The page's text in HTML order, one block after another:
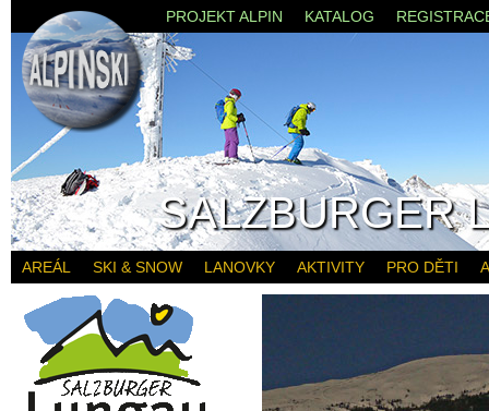
PROJEKT ALPIN KATALOG
AREÁL SKI & SNOW LANOVKY AKTIVITY PRO DĚTI
SALZBURGER